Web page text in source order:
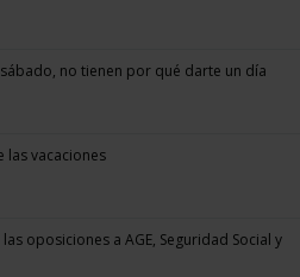
no tienen por qué darte un día
las vacaciones
oposiciones a AGE, Seguridad Social y